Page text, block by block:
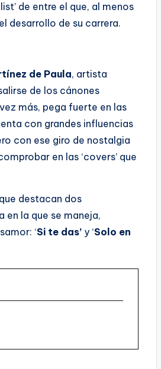
de entre el que, al menos
desarrollo de su carrera.
de Paula, artista
de los cánones
más, pega fuerte en las
con grandes influencias
con ese giro de nostalgia
en las ‘covers’ que
destacan dos
en la que se maneja,
‘Si te das’ y ‘Solo en